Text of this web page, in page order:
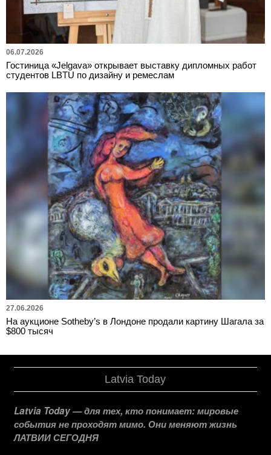
06.07.2026
Гостиница «Jelgava» открывает выставку дипломных работ
студентов LBTU по дизайну и ремеслам
27.06.2026
На аукционе Sotheby’s в Лондоне продали картину Шагала за
$800 тысяч
Latvia Today
Latvia Today — для тех, кто понимает: мировые
события не проходят мимо. Они меняют жизнь
ЛАТВИИ СЕГОДНЯ